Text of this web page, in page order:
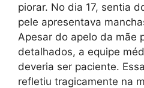
piorar. No dia 17, sentia
pele apresentava
Apesar do apelo da mãe
detalhados, a equipe
deveria ser paciente.
refletiu tragicamente na